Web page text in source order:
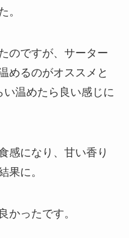
。
のですが、サーター
めるのがオススメと
温めたら良い感じに
感になり、甘い香り
果に。
かったです。